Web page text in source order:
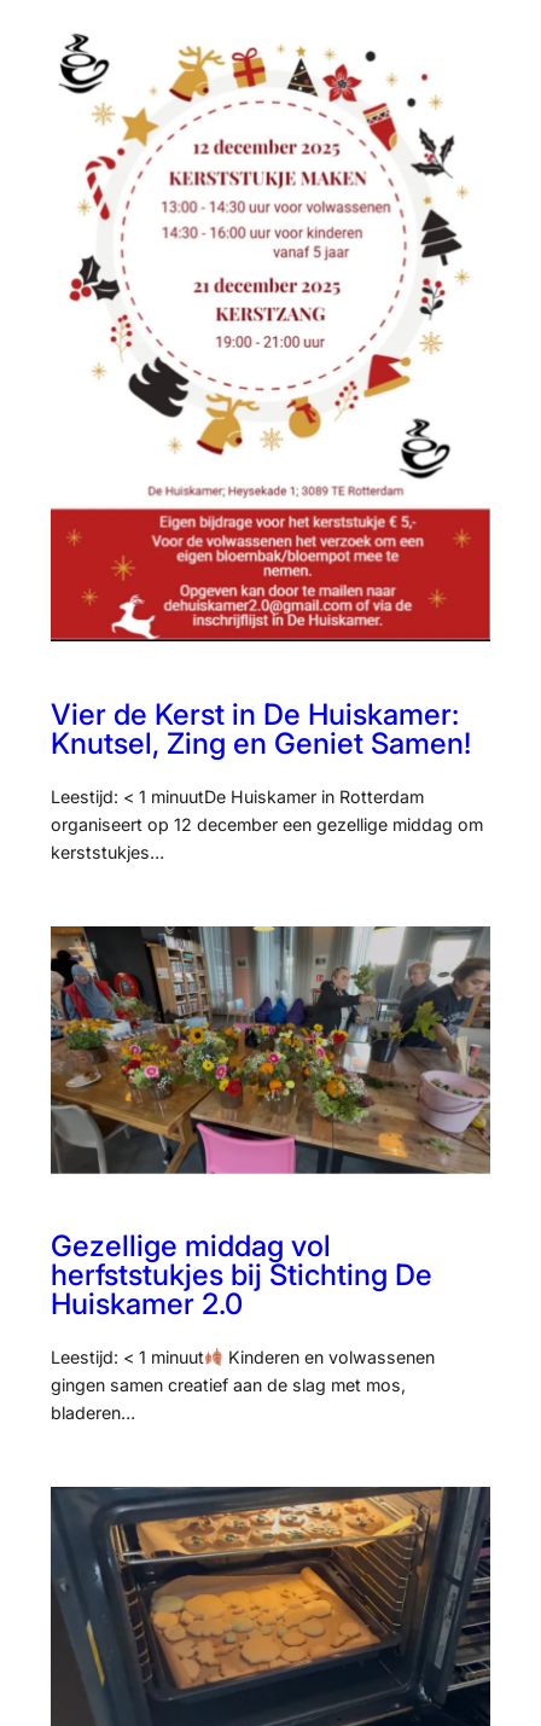
Vier de Kerst in De Huiskamer:
Knutsel, Zing en Geniet Samen!
Leestijd: < 1 minuutDe Huiskamer in Rotterdam
organiseert op 12 december een gezellige middag om
kerststukjes…
Gezellige middag vol
herfststukjes bij Stichting De
Huiskamer 2.0
Leestijd: < 1 minuut
Kinderen en volwassenen
gingen samen creatief aan de slag met mos,
bladeren…